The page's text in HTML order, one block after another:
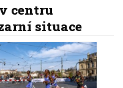
centru
situace